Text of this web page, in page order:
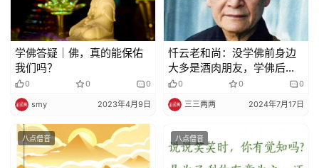
学佛答疑｜佛，真的能保佑
我们吗？
0 0 0
smy 2023年4月9日
忏云老和尚：没学佛前身边
大多是酒肉朋友，学佛后身
边是同参道友
0 0 0
三三两两 2024年7月17日
八点僧音 八点僧音